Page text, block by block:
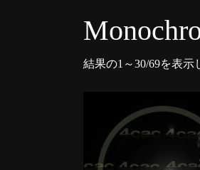
結果の1～30/69を表示